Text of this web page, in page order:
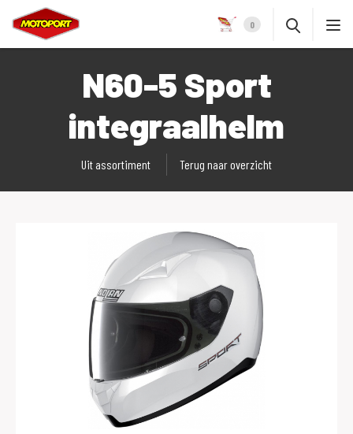
0
N60-5 Sport
integraalhelm
Uit assortiment Terug naar overzicht